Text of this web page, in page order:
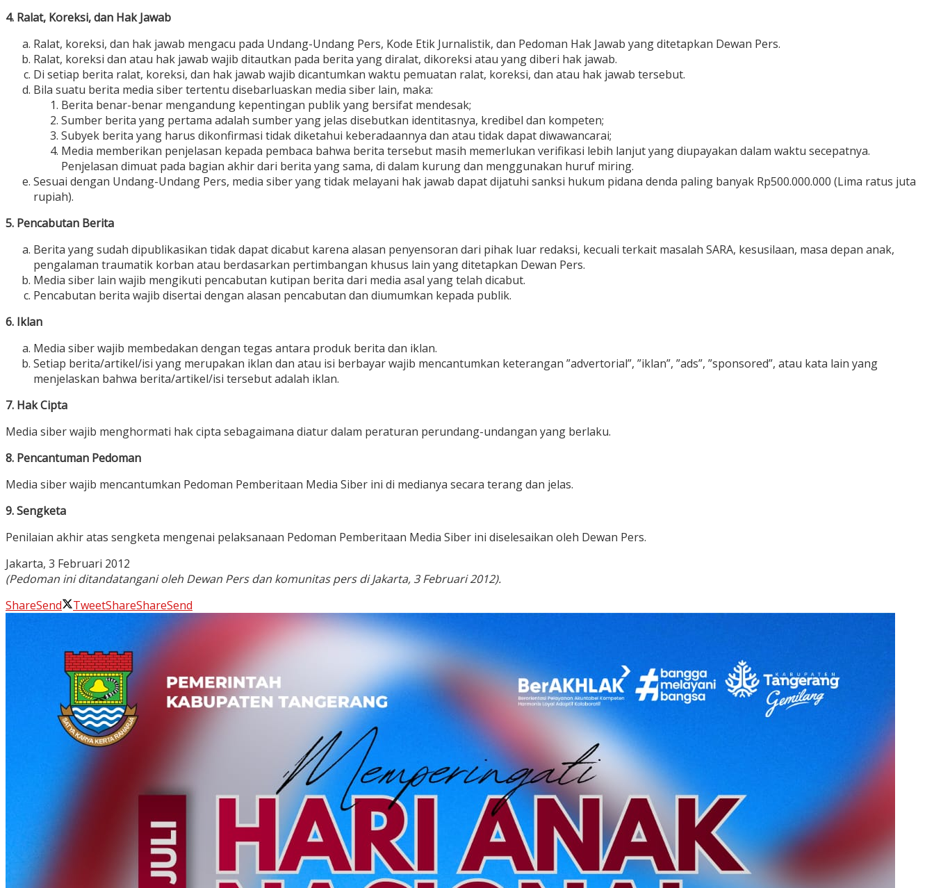
4. Ralat, Koreksi, dan Hak Jawab
Ralat, koreksi, dan hak jawab mengacu pada Undang-Undang Pers, Kode Etik Jurnalistik, dan Pedoman Hak Jawab yang ditetapkan Dewan Pers.
Ralat, koreksi dan atau hak jawab wajib ditautkan pada berita yang diralat, dikoreksi atau yang diberi hak jawab.
Di setiap berita ralat, koreksi, dan hak jawab wajib dicantumkan waktu pemuatan ralat, koreksi, dan atau hak jawab tersebut.
Bila suatu berita media siber tertentu disebarluaskan media siber lain, maka:
Berita benar-benar mengandung kepentingan publik yang bersifat mendesak;
Sumber berita yang pertama adalah sumber yang jelas disebutkan identitasnya, kredibel dan kompeten;
Subyek berita yang harus dikonfirmasi tidak diketahui keberadaannya dan atau tidak dapat diwawancarai;
Media memberikan penjelasan kepada pembaca bahwa berita tersebut masih memerlukan verifikasi lebih lanjut yang diupayakan dalam waktu secepatnya.
Penjelasan dimuat pada bagian akhir dari berita yang sama, di dalam kurung dan menggunakan huruf miring.
Sesuai dengan Undang-Undang Pers, media siber yang tidak melayani hak jawab dapat dijatuhi sanksi hukum pidana denda paling banyak Rp500.000.000 (Lima ratus juta
rupiah).
5. Pencabutan Berita
Berita yang sudah dipublikasikan tidak dapat dicabut karena alasan penyensoran dari pihak luar redaksi, kecuali terkait masalah SARA, kesusilaan, masa depan anak,
pengalaman traumatik korban atau berdasarkan pertimbangan khusus lain yang ditetapkan Dewan Pers.
Media siber lain wajib mengikuti pencabutan kutipan berita dari media asal yang telah dicabut.
Pencabutan berita wajib disertai dengan alasan pencabutan dan diumumkan kepada publik.
6. Iklan
Media siber wajib membedakan dengan tegas antara produk berita dan iklan.
Setiap berita/artikel/isi yang merupakan iklan dan atau isi berbayar wajib mencantumkan keterangan ”advertorial”, ”iklan”, ”ads”, ”sponsored”, atau kata lain yang
menjelaskan bahwa berita/artikel/isi tersebut adalah iklan.
7. Hak Cipta
Media siber wajib menghormati hak cipta sebagaimana diatur dalam peraturan perundang-undangan yang berlaku.
8. Pencantuman Pedoman
Media siber wajib mencantumkan Pedoman Pemberitaan Media Siber ini di medianya secara terang dan jelas.
9. Sengketa
Penilaian akhir atas sengketa mengenai pelaksanaan Pedoman Pemberitaan Media Siber ini diselesaikan oleh Dewan Pers.
Jakarta, 3 Februari 2012
(Pedoman ini ditandatangani oleh Dewan Pers dan komunitas pers di Jakarta, 3 Februari 2012).
ShareSend TweetShareShareSend